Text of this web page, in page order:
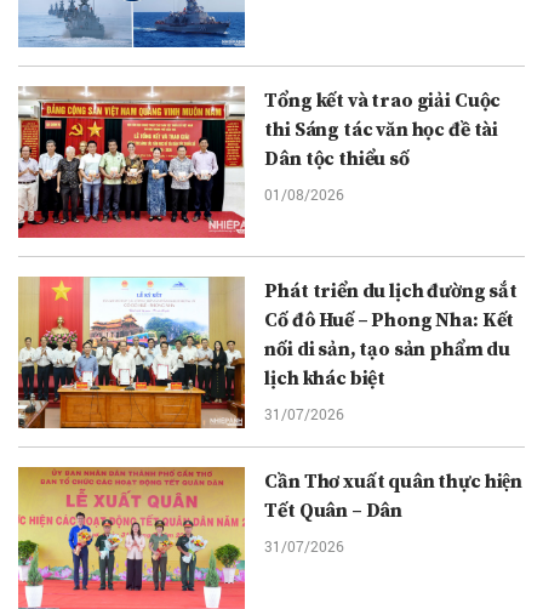
Tổng kết và trao giải Cuộc
thi Sáng tác văn học đề tài
Dân tộc thiểu số
01/08/2026
Phát triển du lịch đường sắt
Cố đô Huế – Phong Nha: Kết
nối di sản, tạo sản phẩm du
lịch khác biệt
31/07/2026
Cần Thơ xuất quân thực hiện
Tết Quân – Dân
31/07/2026